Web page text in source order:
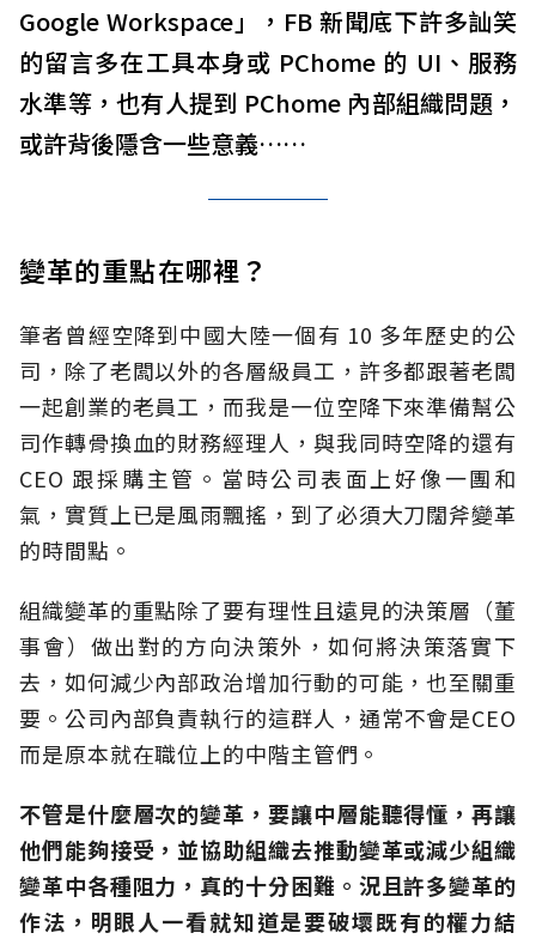
Google Workspace」，FB 新聞底下許多訕笑
的留言多在工具本身或 PChome 的 UI、服務
水準等，也有人提到 PChome 內部組織問題，
或許背後隱含一些意義……
變革的重點在哪裡？
筆者曾經空降到中國大陸一個有 10 多年歷史的公
司，除了老闆以外的各層級員工，許多都跟著老闆
一起創業的老員工，而我是一位空降下來準備幫公
司作轉骨換血的財務經理人，與我同時空降的還有
CEO 跟採購主管。當時公司表面上好像一團和
氣，實質上已是風雨飄搖，到了必須大刀闊斧變革
的時間點。
組織變革的重點除了要有理性且遠見的決策層（董
事會）做出對的方向決策外，如何將決策落實下
去，如何減少內部政治增加行動的可能，也至關重
要。公司內部負責執行的這群人，通常不會是CEO
而是原本就在職位上的中階主管們。
不管是什麼層次的變革，要讓中層能聽得懂，再讓
他們能夠接受，並協助組織去推動變革或減少組織
變革中各種阻力，真的十分困難。 況且許多變革的
作法，明眼人一看就知道是要破壞既有的權力結